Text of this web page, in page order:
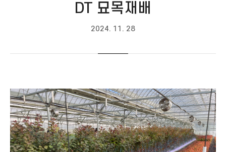
DT 묘목재배
2024. 11. 28